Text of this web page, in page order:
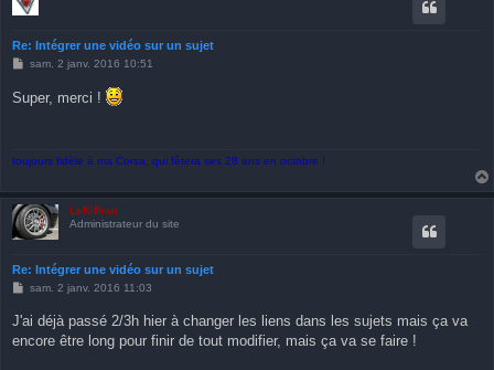
Re: Intégrer une vidéo sur un sujet
M
s
sam. 2 janv. 2016 10:51
Super, merci !
toujours fidèle à ma Corsa, qui fêtera ses 28 ans en octobre !
LeKiffeur
Administrateur du site
Re: Intégrer une vidéo sur un sujet
M
s
a
sam. 2 janv. 2016 11:03
J'ai déjà passé 2/3h hier à changer les liens dans les sujets mais ça va
encore être long pour finir de tout modifier, mais ça va se faire !